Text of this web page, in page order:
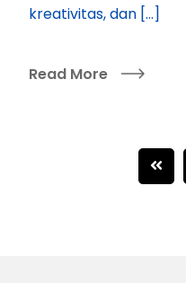
kreativitas, dan […]
Read More